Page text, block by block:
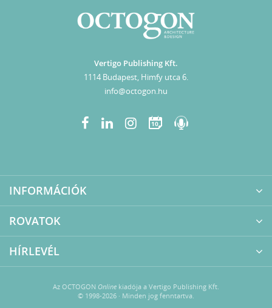
Vertigo Publishing Kft.
1114 Budapest, Himfy utca 6.
info@octogon.hu
10
INFORMÁCIÓK
ROVATOK
HÍRLEVÉL
Az OCTOGON Online kiadója a Vertigo Publishing Kft.
© 1998-2026 · Minden jog fenntartva.